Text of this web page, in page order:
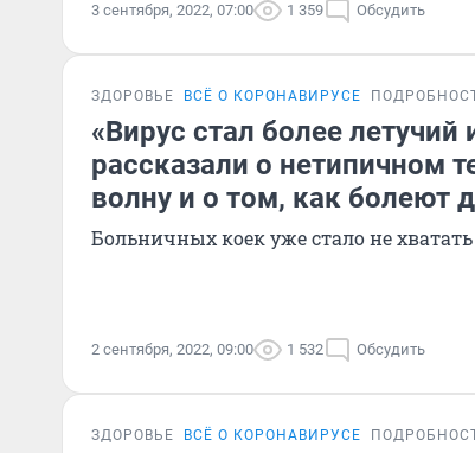
3 сентября, 2022, 07:00 1 359 Обсудить
ЗДОРОВЬЕ ВСЁ О КОРОНАВИРУСЕ
«Вирус стал более летучий
рассказали о нетипичном
волну и о том, как болеют
Больничных коек уже стало не хватать
2 сентября, 2022, 09:00 1 532 Обсудить
ЗДОРОВЬЕ ВСЁ О КОРОНАВИРУСЕ